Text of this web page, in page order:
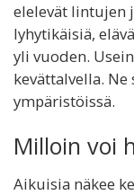
elelevät lintujen
lyhytikäisiä,
yli vuoden.
kevättalvella.
ympäristöissä.
Milloin voi
Aikuisia näkee